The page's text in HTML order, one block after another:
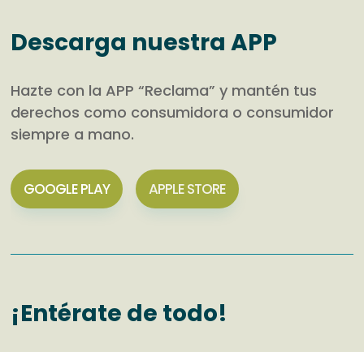
Descarga nuestra APP
Hazte con la APP “Reclama” y mantén tus
derechos como consumidora o consumidor
siempre a mano.
GOOGLE PLAY APPLE STORE
¡Entérate de todo!